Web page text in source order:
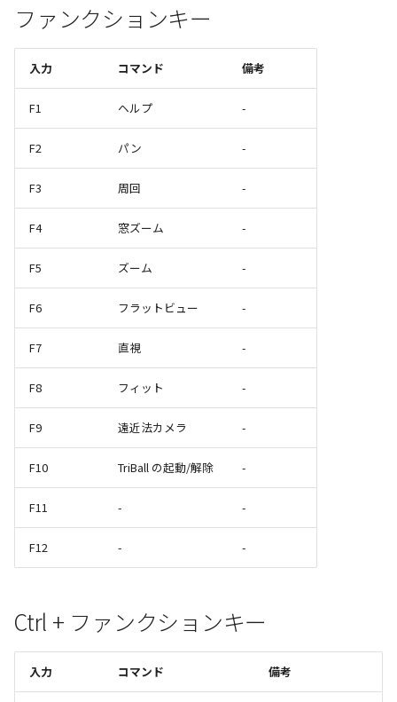
ファンクションキー
入力 コマンド 備考
F1 ヘルプ -
F2 パン -
F3 周回 -
F4 窓ズーム -
F5 ズーム -
F6 フラットビュー -
F7 直視 -
F8 フィット -
F9 遠近法カメラ -
F10 TriBall の起動/解除 -
F11 - -
F12 - -
Ctrl + ファンクションキー
入力 コマンド 備考